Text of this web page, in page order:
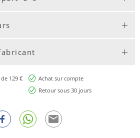
129 €
Achat sur compte
Retour sous 30 jours